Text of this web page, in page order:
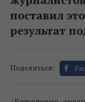
поставил
результат
Поделиться: